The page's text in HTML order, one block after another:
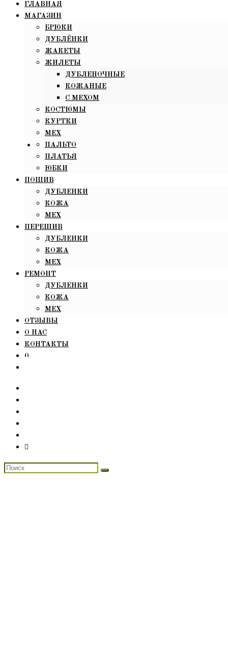
website
ГЛАВНАЯ
МАГАЗИН
БРЮКИ
ДУБЛЁНКИ
ЖАКЕТЫ
ЖИЛЕТЫ
ДУБЛЕНОЧНЫЕ
КОЖАНЫЕ
С МЕХОМ
КОСТЮМЫ
КУРТКИ
МЕХ
ПАЛЬТО
ПЛАТЬЯ
ЮБКИ
ПОШИВ
ДУБЛЕНКИ
КОЖА
МЕХ
ПЕРЕШИВ
ДУБЛЕНКИ
КОЖА
МЕХ
РЕМОНТ
ДУБЛЕНКИ
КОЖА
МЕХ
ОТЗЫВЫ
О НАС
КОНТАКТЫ
0